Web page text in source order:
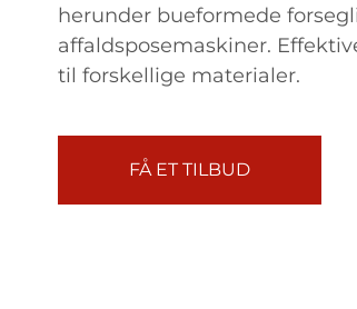
herunder bueformede
affaldsposemaskiner.
til forskellige materialer.
FÅ ET TILBUD